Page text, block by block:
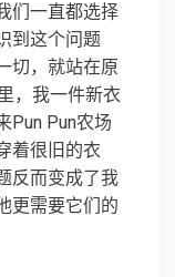
们一直都选择
到这个问题
切，就站在原
，我一件新衣
Pun Pun农场
着很旧的衣
反而变成了我
更需要它们的